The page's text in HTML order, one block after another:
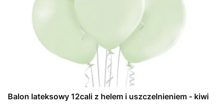
Balon lateksowy 12cali z helem i uszczelnieniem - kiwi